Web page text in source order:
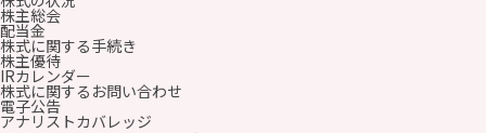
株主総会
配当金
株式に関する手続き
株主優待
IRカレンダー
株式に関するお問い合わせ
電子公告
アナリストカバレッジ